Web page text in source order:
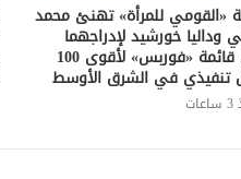
«القومي للمرأة» تهنئ محمد
وداليا خورشيد لإدراجهما
ضمن قائمة «فوربس» لأقوى 100
تنفيذي في الشرق الأوسط